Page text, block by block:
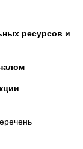
ресурсов и